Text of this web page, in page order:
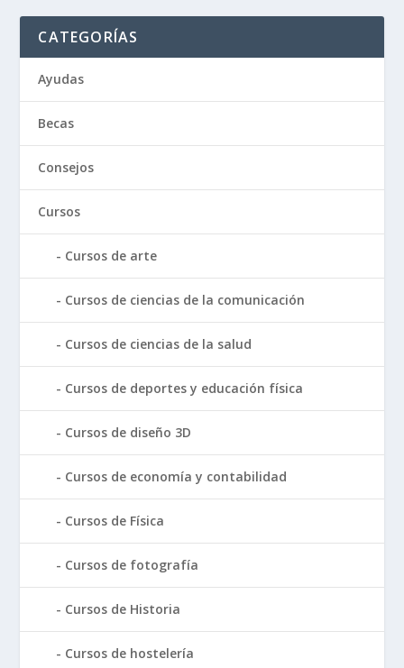
CATEGORÍAS
Ayudas
Becas
Consejos
Cursos
Cursos de arte
Cursos de ciencias de la comunicación
Cursos de ciencias de la salud
Cursos de deportes y educación física
Cursos de diseño 3D
Cursos de economía y contabilidad
Cursos de Física
Cursos de fotografía
Cursos de Historia
Cursos de hostelería